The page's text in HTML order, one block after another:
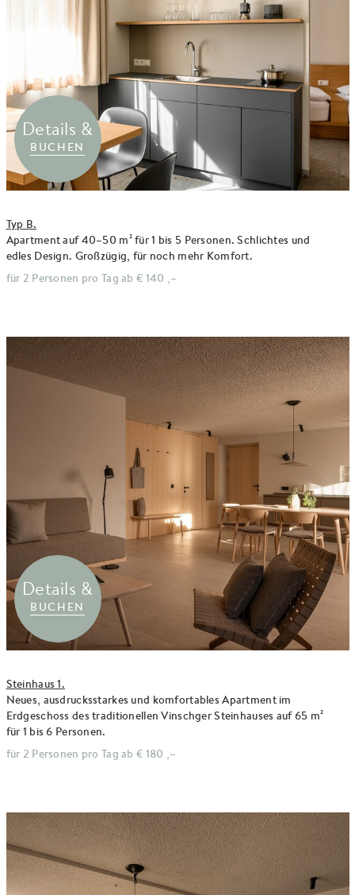
Details &
BUCHEN
Typ B.
Apartment auf 40–50 m² für 1 bis 5 Personen. Schlichtes und
edles Design. Großzügig, für noch mehr Komfort.
für 2 Personen pro Tag ab € 140 ,–
Details &
BUCHEN
Steinhaus 1.
Neues, ausdrucksstarkes und komfortables Apartment im
Erdgeschoss des traditionellen Vinschger Steinhauses auf 65 m²
für 1 bis 6 Personen.
für 2 Personen pro Tag ab € 180 ,–